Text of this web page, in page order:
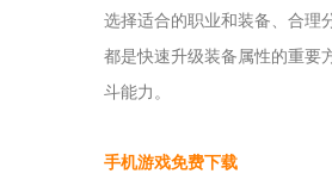
选择适合的职业和装备、合理
都是快速升级装备属性的重要
斗能力。
手机游戏免费下载